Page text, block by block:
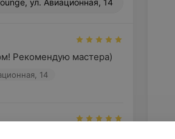
ул. Авиационная, 14
Рекомендую мастера)
14
именно такими